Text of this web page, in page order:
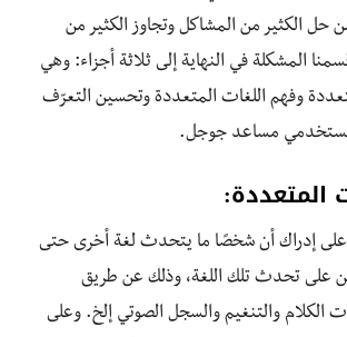
الكثير من المشاكل وتجاوز الكثير من
المشكلة في النهاية إلى ثلاثة أجزاء: وهي
وفهم اللغات المتعددة وتحسين التعرّف
مساعد جوجل.
المتعددة:
على إدراك أن شخصًا ما يتحدث لغة أخرى حتى
على تحدث تلك اللغة، وذلك عن طريق
الكلام والتنغيم والسجل الصوتي إلخ. وعلى